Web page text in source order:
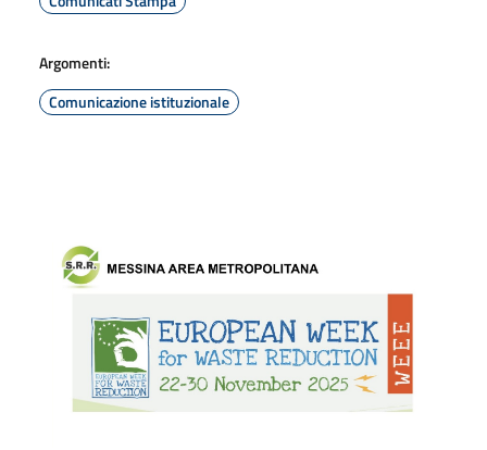
Argomenti:
Comunicazione istituzionale